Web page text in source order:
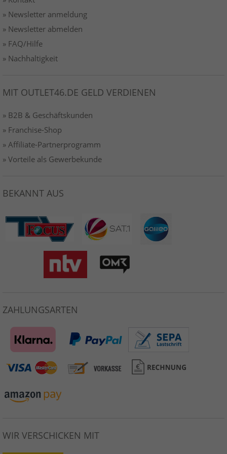
» Newsletter anmeldung
» Newsletter abmelden
» FAQ/Hilfe
» Nachhaltigkeit
MIT OUTLET46.DE GELD VERDIENEN
» B2B & Geschäftskunden
» Franchise-Shop
» Affiliate-Partnerprogramm
» Vorteile als Gewerbekunde
BEKANNT AUS
ZAHLUNGSARTEN
WIR VERSCHICKEN MIT